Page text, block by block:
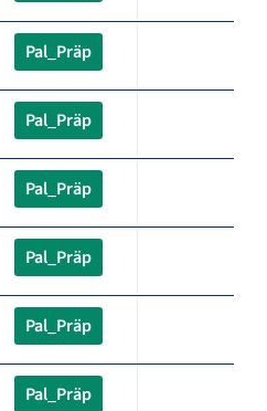
Pal_Präp
Pal_Präp
Pal_Präp
Pal_Präp
Pal_Präp
Pal_Präp